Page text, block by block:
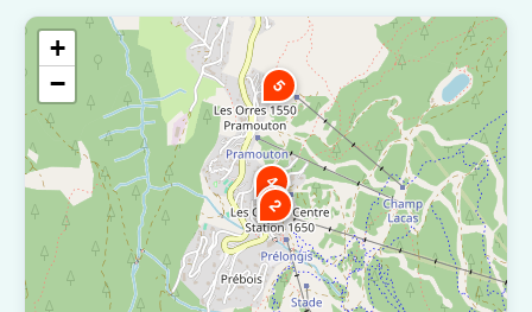
1
2
4
5
+
−